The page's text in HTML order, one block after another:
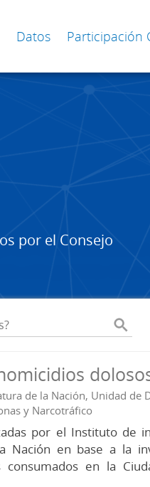
Datos Participación
por el Consejo
de la Nación, Unidad de
y Narcotráfico
por el Instituto de
Nación en base a la
consumados en la